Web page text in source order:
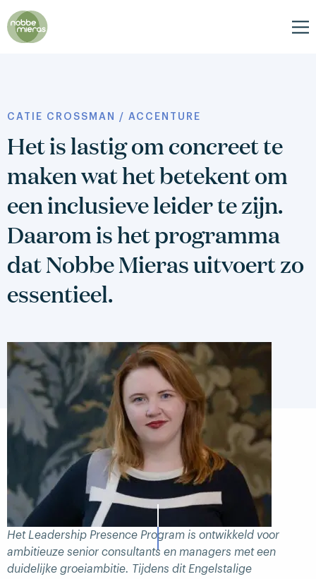
Nobbe
Mieras
CATIE CROSSMAN / ACCENTURE
Het is lastig om concreet te
maken wat het betekent om
een inclusieve leider te zijn.
Daarom is het programma
dat Nobbe Mieras uitvoert zo
essentieel.
Het Leadership Presence Program is ontwikkeld voor
ambitieuze senior consultants en managers met een
duidelijke groeiambitie. Tijdens dit Engelstalige